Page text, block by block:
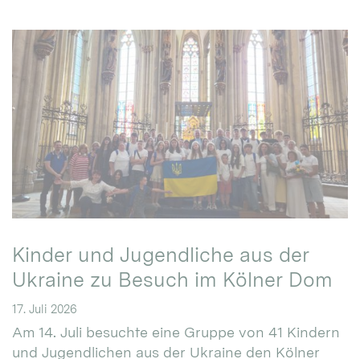
Kinder und Jugendliche aus der
Ukraine zu Besuch im Kölner Dom
17. Juli 2026
Am 14. Juli besuchte eine Gruppe von 41 Kindern
und Jugendlichen aus der Ukraine den Kölner